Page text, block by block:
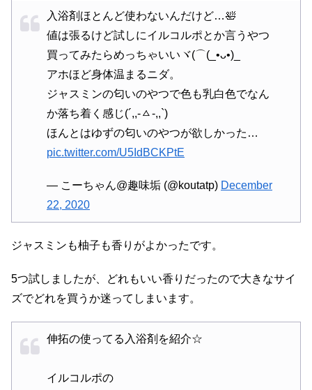
入浴剤ほとんど使わないんだけど…🛀
値は張るけど試しにイルコルポとか言うやつ
買ってみたらめっちゃいいヾ(⌒(_•ᴗ•)_
アホほど身体温まるニダ。
ジャスミンの匂いのやつで色も乳白色でなん
か落ち着く感じ(´,,-ㅿ-,,`)
ほんとはゆずの匂いのやつが欲しかった…
pic.twitter.com/U5IdBCKPtE
— こーちゃん@趣味垢 (@koutatp) December
22, 2020
ジャスミンも柚子も香りがよかったです。
5つ試しましたが、どれもいい香りだったので大きなサイ
ズでどれを買うか迷ってしまいます。
伸拓の使ってる入浴剤を紹介☆
イルコルポの